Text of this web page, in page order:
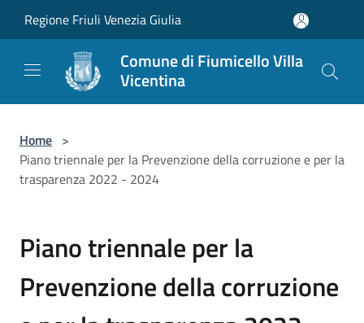
Regione Friuli Venezia Giulia
Comune di Fiumicello Villa
Vicentina
Home >
Piano triennale per la Prevenzione della corruzione e per la
trasparenza 2022 - 2024
Piano triennale per la
Prevenzione della corruzione